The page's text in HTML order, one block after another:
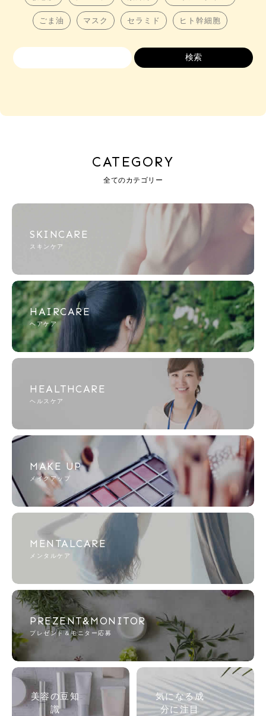
ごま油 マスク セラミド ヒト幹細胞
CATEGORY
全てのカテゴリー
SKINCARE
スキンケア
HAIRCARE
ヘアケア
HEALTHCARE
ヘルスケア
MAKE UP
メイクアップ
MENTALCARE
メンタルケア
PREZENT&MONITOR
プレゼント＆モニター応募
美容の豆知
識
気になる成
分に注目